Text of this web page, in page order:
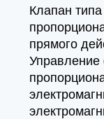
Клапан
прямого